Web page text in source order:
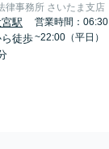
律事務所 さいたま支店
宮駅
徒歩
営業時間：06:30
~22:00（平日）